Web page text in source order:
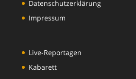
Datenschutzerklärung
Impressum
Live-Reportagen
Kabarett